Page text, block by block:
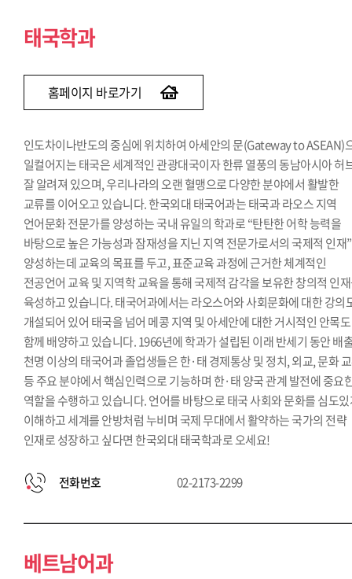
태국학과
홈페이지 바로가기
인도차이나반도의 중심에 위치하여 아세안의 문(Gateway to ASEAN)
일컬어지는 태국은 세계적인 관광대국이자 한류 열풍의 동남아시아 허
잘 알려져 있으며, 우리나라의 오랜 혈맹으로 다양한 분야에서 활발한
교류를 이어오고 있습니다. 한국외대 태국어과는 태국과 라오스 지역
언어문화 전문가를 양성하는 국내 유일의 학과로 “탄탄한 어학 능력을
바탕으로 높은 가능성과 잠재성을 지닌 지역 전문가로서의 국제적 인재
양성하는데 교육의 목표를 두고, 표준교육 과정에 근거한 체계적인
전공언어 교육 및 지역학 교육을 통해 국제적 감각을 보유한 창의적 인
육성하고 있습니다. 태국어과에서는 라오스어와 사회문화에 대한 강의
개설되어 있어 태국을 넘어 메콩 지역 및 아세안에 대한 거시적인 안목도
함께 배양하고 있습니다. 1966년에 학과가 설립된 이래 반세기 동안 배
천명 이상의 태국어과 졸업생들은 한·태 경제통상 및 정치, 외교, 문화
등 주요 분야에서 핵심인력으로 기능하며 한·태 양국 관계 발전에 중요
역할을 수행하고 있습니다. 언어를 바탕으로 태국 사회와 문화를 심도
이해하고 세계를 안방처럼 누비며 국제 무대에서 활약하는 국가의 전략
인재로 성장하고 싶다면 한국외대 태국학과로 오세요!
전화번호 02-2173-2299
베트남어과